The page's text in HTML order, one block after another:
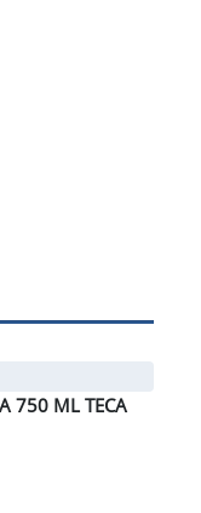
750 ML TECA